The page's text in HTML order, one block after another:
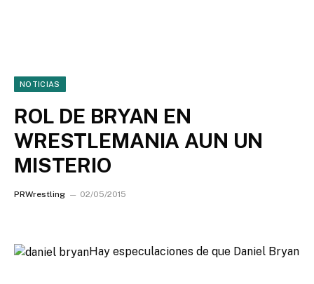
NOTICIAS
ROL DE BRYAN EN
WRESTLEMANIA AUN UN
MISTERIO
PRWrestling 02/05/2015
Hay especulaciones de que Daniel Bryan